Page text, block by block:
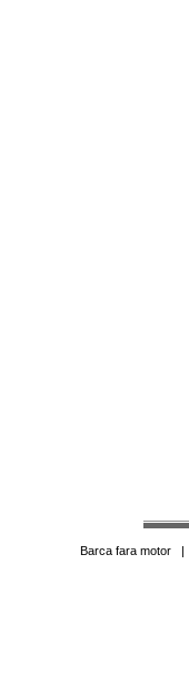
Barca fara motor |